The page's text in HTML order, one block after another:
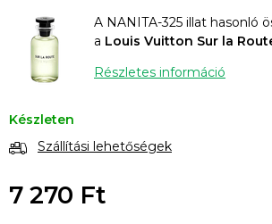
A NANITA-325 illat hasonló
a Louis Vuitton Sur la
Részletes információ
Készleten
Szállítási lehetőségek
7 270 Ft